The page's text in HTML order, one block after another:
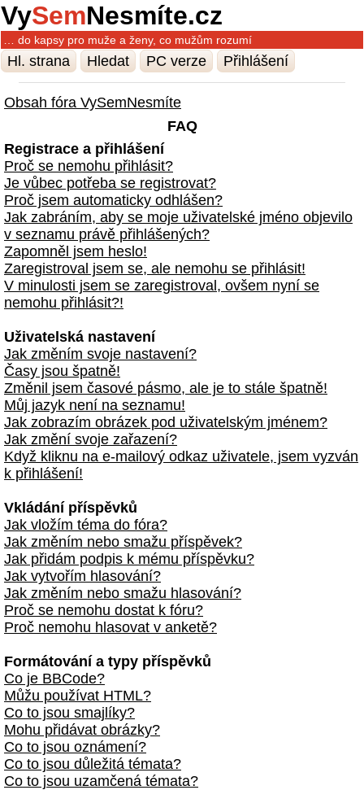
VySemNesmíte.cz
… do kapsy pro muže a ženy, co mužům rozumí
Hl. strana Hledat PC verze Přihlášení
Obsah fóra VySemNesmíte
FAQ
Registrace a přihlášení
Proč se nemohu přihlásit?
Je vůbec potřeba se registrovat?
Proč jsem automaticky odhlášen?
Jak zabráním, aby se moje uživatelské jméno objevilo
v seznamu právě přihlášených?
Zapomněl jsem heslo!
Zaregistroval jsem se, ale nemohu se přihlásit!
V minulosti jsem se zaregistroval, ovšem nyní se
nemohu přihlásit?!
Uživatelská nastavení
Jak změním svoje nastavení?
Časy jsou špatně!
Změnil jsem časové pásmo, ale je to stále špatně!
Můj jazyk není na seznamu!
Jak zobrazím obrázek pod uživatelským jménem?
Jak změní svoje zařazení?
Když kliknu na e-mailový odkaz uživatele, jsem vyzván
k přihlášení!
Vkládání příspěvků
Jak vložím téma do fóra?
Jak změním nebo smažu příspěvek?
Jak přidám podpis k mému příspěvku?
Jak vytvořím hlasování?
Jak změním nebo smažu hlasování?
Proč se nemohu dostat k fóru?
Proč nemohu hlasovat v anketě?
Formátování a typy příspěvků
Co je BBCode?
Můžu používat HTML?
Co to jsou smajlíky?
Mohu přidávat obrázky?
Co to jsou oznámení?
Co to jsou důležitá témata?
Co to jsou uzamčená témata?